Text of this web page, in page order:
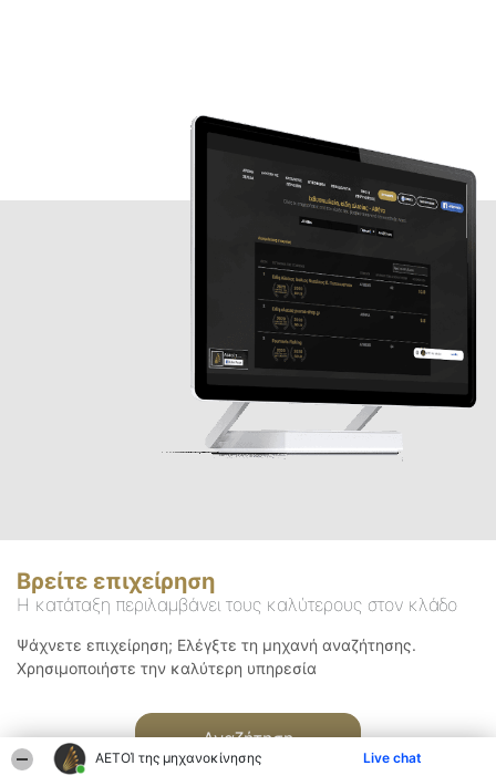
ΑΕΤΟΊ της μηχανοκίνησης Live chat
Βρείτε επιχείρηση
Η κατάταξη περιλαμβάνει τους καλύτερους στον κλάδο
Ψάχνετε επιχείρηση; Ελέγξτε τη μηχανή αναζήτησης.
Χρησιμοποιήστε την καλύτερη υπηρεσία
Αναζήτηση